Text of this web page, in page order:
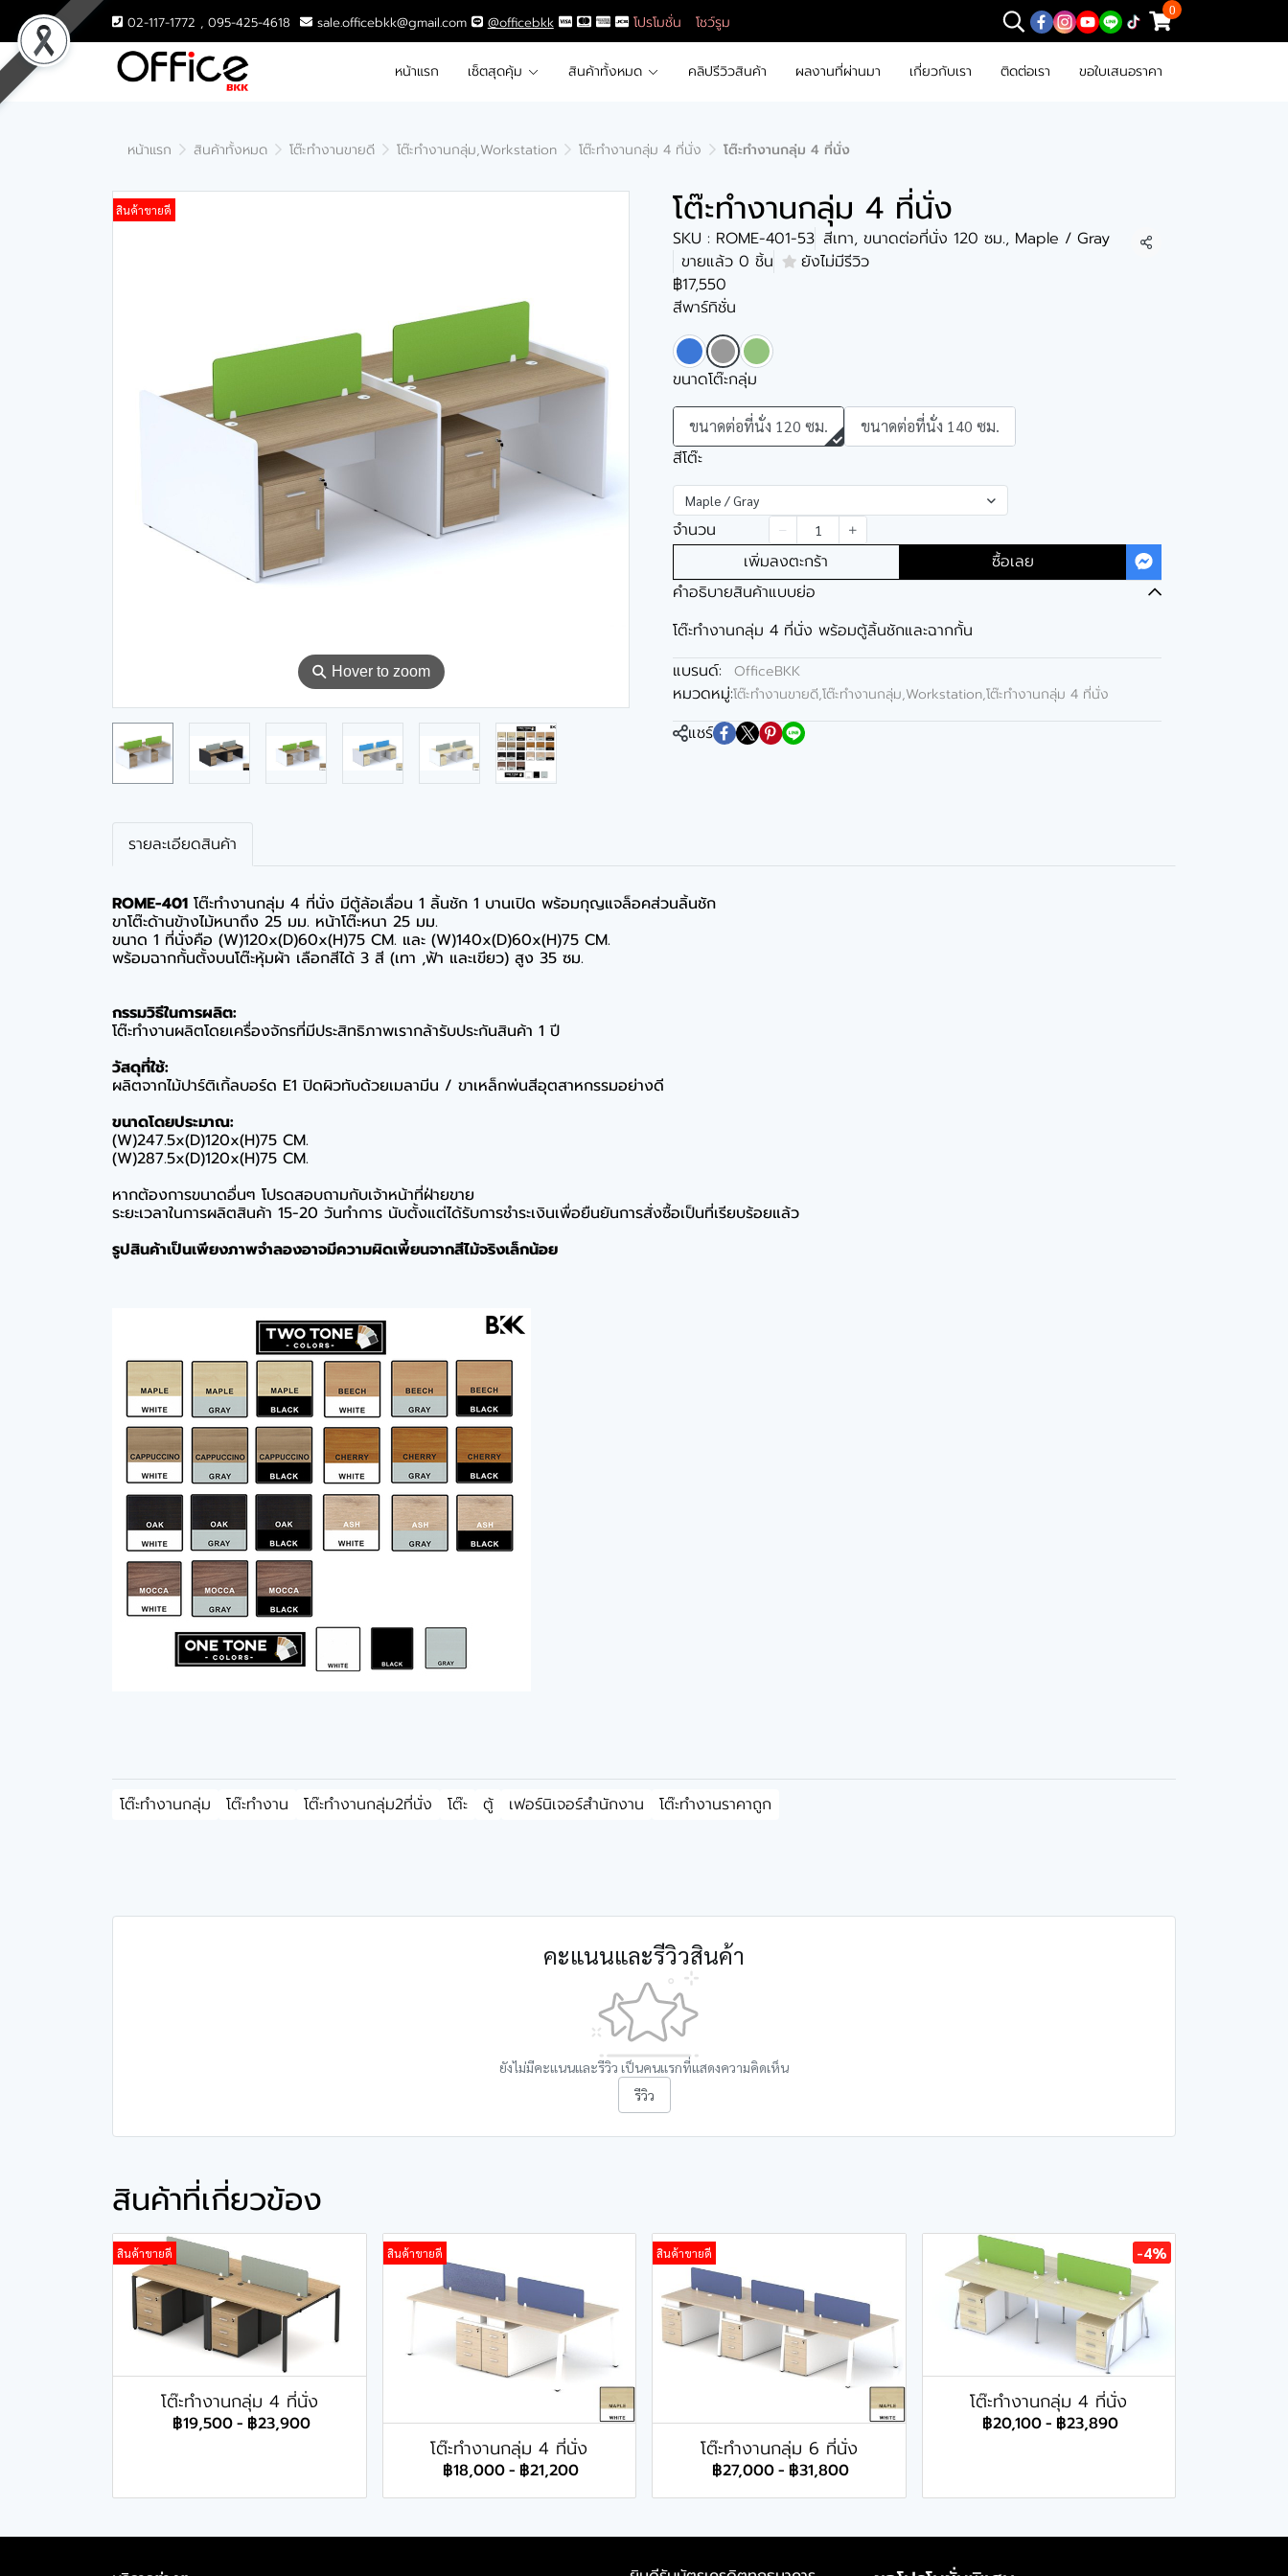
02-117-1772 , 095-425-4618 sale.officebkk@gmail.com @officebkk โปรโมชั่น โชว์รูม
0
หน้าแรก เซ็ตสุดคุ้ม สินค้าทั้งหมด คลิปรีวิวสินค้า ผลงานที่ผ่านมา เกี่ยวกับเรา ติดต่อเรา ขอใบเสนอราคา
หน้าแรก สินค้าทั้งหมด โต๊ะทำงานขายดี โต๊ะทำงานกลุ่ม,Workstation โต๊ะทำงานกลุ่ม 4 ที่นั่ง โต๊ะทำงานกลุ่ม 4 ที่นั่ง
⚲ Hover to zoom
สินค้าขายดี โต๊ะทำงานกลุ่ม 4 ที่นั่ง
SKU : ROME-401-53 สีเทา, ขนาดต่อที่นั่ง 120 ซม., Maple / Gray
ขายแล้ว 0 ชิ้น
ยังไม่มีรีวิว
แชร์
฿17,550
สีพาร์ทิชั่น
ขนาดโต๊ะกลุ่ม
ขนาดต่อที่นั่ง 120 ซม. ขนาดต่อที่นั่ง 140 ซม.
สีโต๊ะ
Maple / Gray
จำนวน
เพิ่มลงตะกร้า
ซื้อเลย
คำอธิบายสินค้าแบบย่อ
โต๊ะทำงานกลุ่ม 4 ที่นั่ง พร้อมตู้ลิ้นชักและฉากกั้น
แบรนด์:
OfficeBKK
หมวดหมู่:โต๊ะทำงานขายดี,โต๊ะทำงานกลุ่ม,Workstation,โต๊ะทำงานกลุ่ม 4 ที่นั่ง
แชร์
รายละเอียดสินค้า
ROME-401 โต๊ะทำงานกลุ่ม 4 ที่นั่ง มีตู้ล้อเลื่อน 1 ลิ้นชัก 1 บานเปิด พร้อมกุญแจล็อคส่วนลิ้นชัก
ขาโต๊ะด้านข้างไม้หนาถึง 25 มม. หน้าโต๊ะหนา 25 มม.
ขนาด 1 ที่นั่งคือ (W)120x(D)60x(H)75 CM. และ (W)140x(D)60x(H)75 CM.
พร้อมฉากกั้นตั้งบนโต๊ะหุ้มผ้า เลือกสีได้ 3 สี (เทา ,ฟ้า และเขียว) สูง 35 ซม.
กรรมวิธีในการผลิต:
โต๊ะทำงานผลิตโดยเครื่องจักรที่มีประสิทธิภาพเรากล้ารับประกันสินค้า 1 ปี
วัสดุที่ใช้:
ผลิตจากไม้ปาร์ติเกิ้ลบอร์ด E1 ปิดผิวทับด้วยเมลามีน / ขาเหล็กพ่นสีอุตสาหกรรมอย่างดี
ขนาดโดยประมาณ:
(W)247.5x(D)120x(H)75 CM.
(W)287.5x(D)120x(H)75 CM.
หากต้องการขนาดอื่นๆ โปรดสอบถามกับเจ้าหน้าที่ฝ่ายขาย
ระยะเวลาในการผลิตสินค้า 15-20 วันทำการ นับตั้งแต่ได้รับการชำระเงินเพื่อยืนยันการสั่งซื้อเป็นที่เรียบร้อยแล้ว
รูปสินค้าเป็นเพียงภาพจำลองอาจมีความผิดเพี้ยนจากสีไม้จริงเล็กน้อย
โต๊ะทำงานกลุ่ม โต๊ะทำงาน โต๊ะทำงานกลุ่ม2ที่นั่ง โต๊ะ ตู้ เฟอร์นิเจอร์สำนักงาน โต๊ะทำงานราคาถูก
คะแนนและรีวิวสินค้า
ยังไม่มีคะแนนและรีวิว เป็นคนแรกที่แสดงความคิดเห็น
รีวิว
สินค้าที่เกี่ยวข้อง
สินค้าขายดี
โต๊ะทำงานกลุ่ม 4 ที่นั่ง
฿19,500- ฿23,900
สินค้าขายดี
โต๊ะทำงานกลุ่ม 4 ที่นั่ง
฿18,000- ฿21,200
สินค้าขายดี
โต๊ะทำงานกลุ่ม 6 ที่นั่ง
฿27,000- ฿31,800
-4%
โต๊ะทำงานกลุ่ม 4 ที่นั่ง
฿20,100- ฿23,890